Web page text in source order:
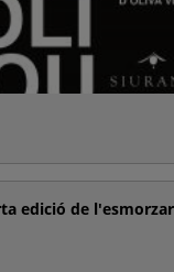
edició de